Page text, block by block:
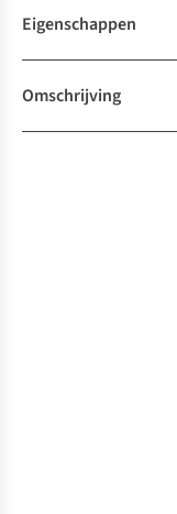
Eigenschappen
Omschrijving